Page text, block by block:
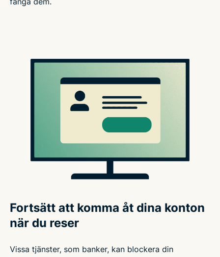
Fortsätt att komma åt dina konton
när du reser
Vissa tjänster, som banker, kan blockera din